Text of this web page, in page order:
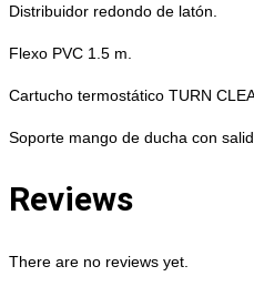
Distribuidor redondo de latón.
Flexo PVC 1.5 m.
Cartucho termostático TURN
Soporte mango de ducha con
Reviews
There are no reviews yet.